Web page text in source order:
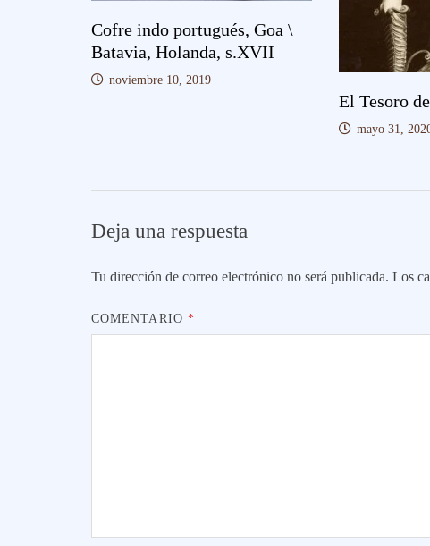
Cofre indo portugués, Goa \
Batavia, Holanda, s.XVII
noviembre 10, 2019
El Tesoro
mayo 31,
Deja una respuesta
Tu dirección de correo electrónico no será publicada. Los
COMENTARIO *